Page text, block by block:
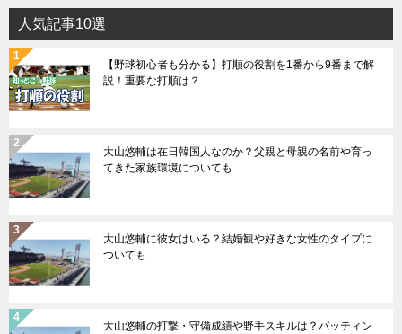
人気記事10選
【野球初心者も分かる】打順の役割を1番から9番まで解
説！重要な打順は？
大山悠輔は在日韓国人なのか？父親と母親の名前や育っ
てきた家族環境についても
大山悠輔に彼女はいる？結婚観や好きな女性のタイプに
ついても
大山悠輔の打撃・守備成績や野手スキルは？バッティン